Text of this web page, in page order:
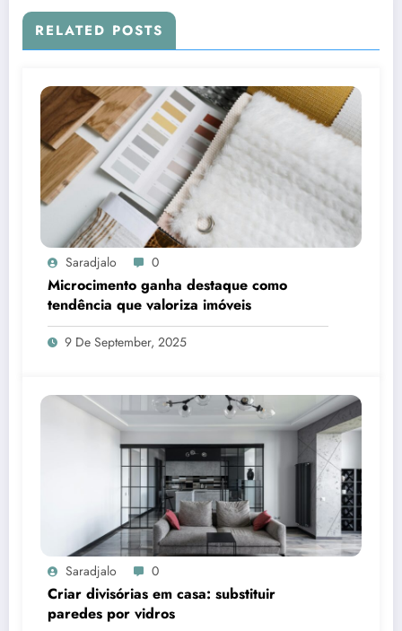
RELATED POSTS
Saradjalo 0
Microcimento ganha destaque como
tendência que valoriza imóveis
9 De September, 2025
Saradjalo 0
Criar divisórias em casa: substituir
paredes por vidros